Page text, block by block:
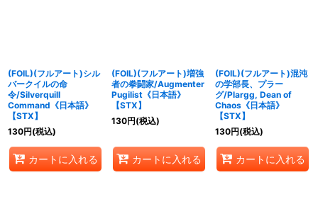
(FOIL)(フルアート)シル
バークイルの命
令/Silverquill
Command《日本語》
【STX】
130円(税込)
カートに入れる
(FOIL)(フルアート)増強
者の拳闘家/Augmenter
Pugilist《日本語》
【STX】
130円(税込)
カートに入れる
(FOIL)(フルアート)混沌
の学部長、プラー
グ/Plargg, Dean of
Chaos《日本語》
【STX】
130円(税込)
カートに入れる